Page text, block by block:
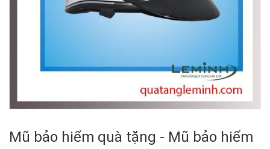
Mũ bảo hiểm quà tặng - Mũ bảo hiểm